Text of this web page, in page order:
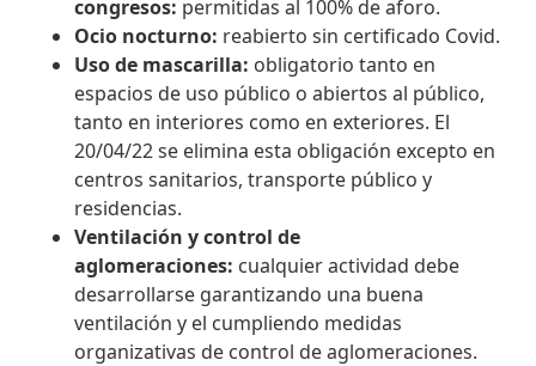
congresos: permitidas al 100% de aforo.
Ocio nocturno: reabierto sin certificado Covid.
Uso de mascarilla: obligatorio tanto en
espacios de uso público o abiertos al público,
tanto en interiores como en exteriores. El
20/04/22 se elimina esta obligación excepto en
centros sanitarios, transporte público y
residencias.
Ventilación y control de
aglomeraciones: cualquier actividad debe
desarrollarse garantizando una buena
ventilación y el cumpliendo medidas
organizativas de control de aglomeraciones.